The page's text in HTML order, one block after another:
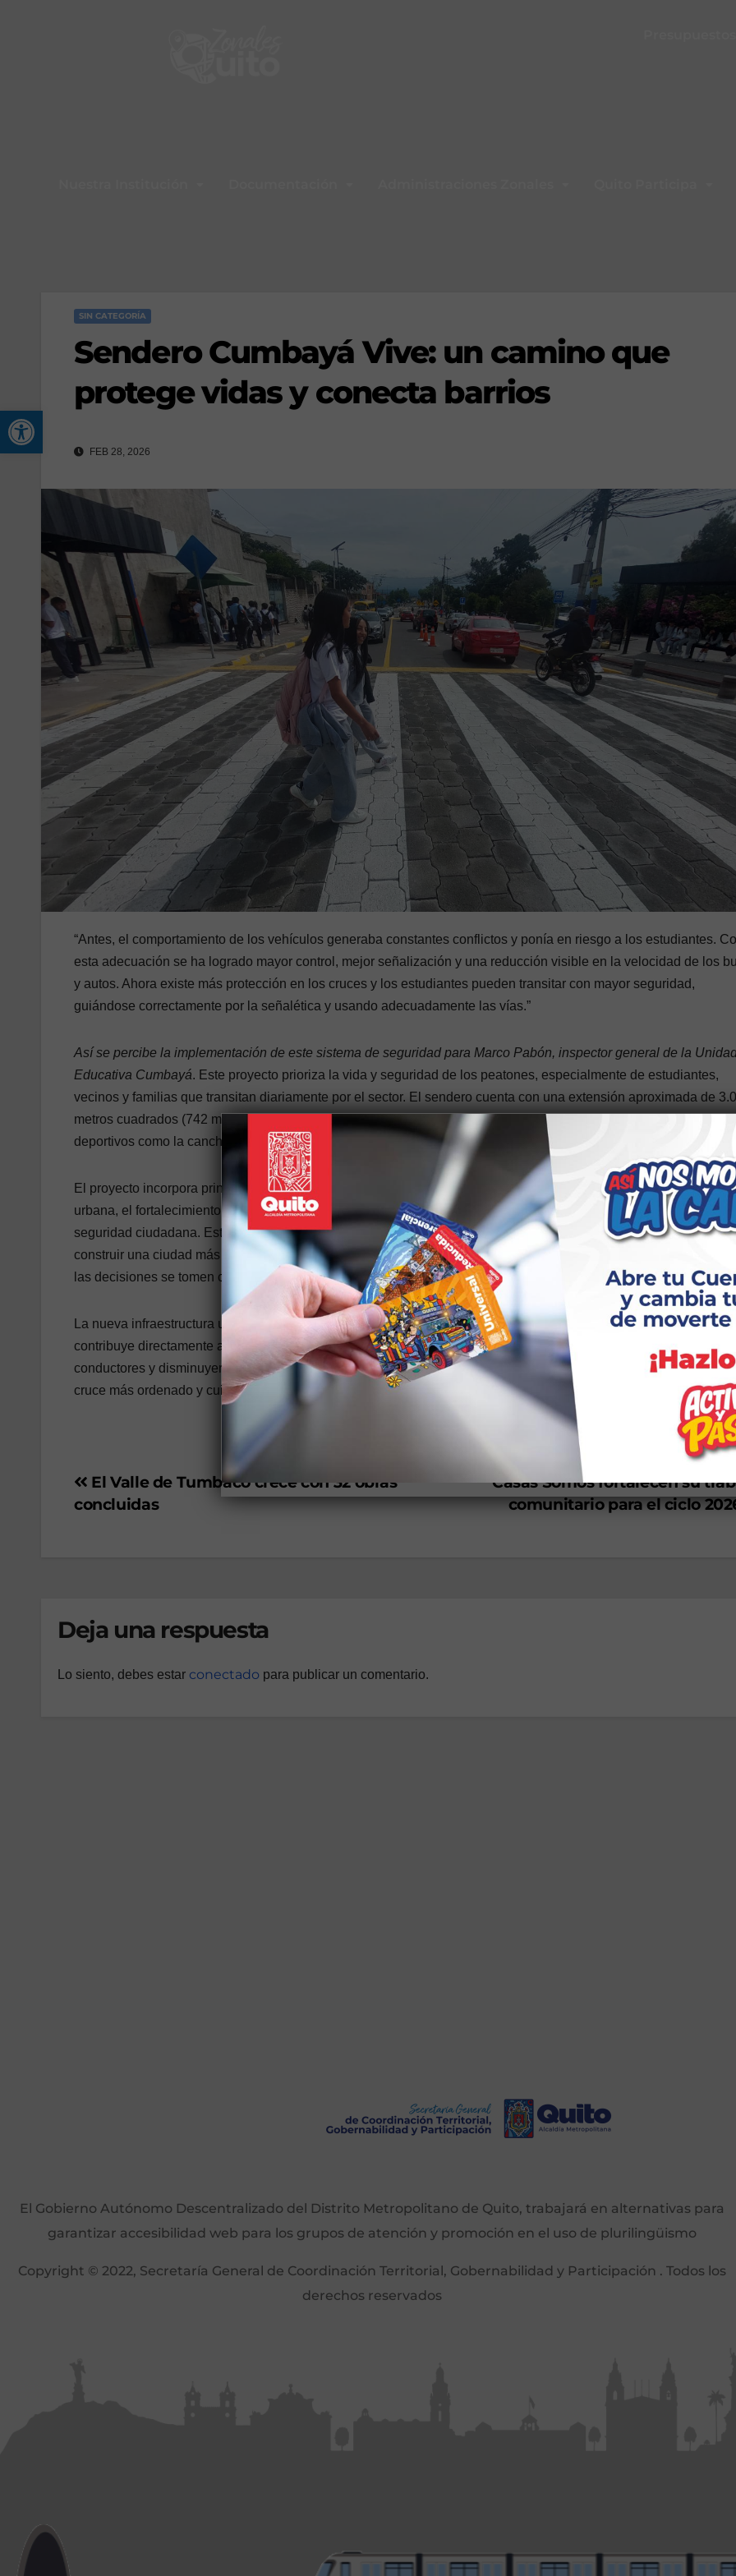
Abrir barra de herramientas
SIN CATEGORÍA
Sendero Cumbayá Vive: un camino que
protege vidas y conecta barrios
FEB 28, 2026
“Antes, el comportamiento de los vehículos generaba constantes conflictos y ponía en riesgo a los estudiantes.
esta adecuación se ha logrado mayor control, mejor señalización y una reducción visible en la velocidad de los
y autos. Ahora existe más protección en los cruces y los estudiantes pueden transitar con mayor seguridad,
guiándose correctamente por la señalética y usando adecuadamente las vías.”
Así se percibe la implementación de este sistema de seguridad para Marco Pabón, inspector general de la
Educativa Cumbayá. Este proyecto prioriza la vida y seguridad de los peatones, especialmente de estudiantes,
vecinos y familias que transitan diariamente por el sector. El sendero cuenta con una extensión aproximada de
metros cuadrados (742 metros lineales), conectando barrios tradicionales, conjuntos habitacionales y espacios
deportivos como la cancha del estadio San Juan, ofreciendo una ruta accesible, continua y protegida.
El proyecto incorpora principios clave como la equidad socioespacial, la perspectiva de género, la sostenibilidad
urbana, el fortalecimiento del capital social y la prioridad al transporte público, todo bajo un enfoque integral de
seguridad ciudadana. Esta iniciativa forma parte de la estrategia impulsada por el alcalde Pabel Muñoz, que
construir una ciudad más inclusiva, segura y participativa, donde el espacio público recupere su valor comunitario
las decisiones se tomen con la participación activa de los vecinos.
La nueva infraestructura urbana, que se extiende desde la calle Cristo Rey hasta Medardo Silva y Aurora Estrada,
contribuye directamente a la reducción de la velocidad vehicular, promoviendo una mayor conciencia entre los
conductores y disminuyendo el riesgo de accidentes. De esta manera, se fortalece la seguridad vial y se garantiza
cruce más ordenado y cuidadoso para peatones, en especial para niñas, niños y jóvenes.
Casas Somos fortalecen su
comunitario para el ciclo
El Valle de Tumbaco crece con 32 obras
concluidas
Deja una respuesta
Lo siento, debes estar conectado para publicar un comentario.
El Gobierno Autónomo Descentralizado del Distrito Metropolitano de Quito, trabajará en alternativas para
garantizar accesibilidad web para los grupos de atención y promoción en el uso de plurilingüismo
Copyright © 2022, Secretaría General de Coordinación Territorial, Gobernabilidad y Participación . Todos los
derechos reservados